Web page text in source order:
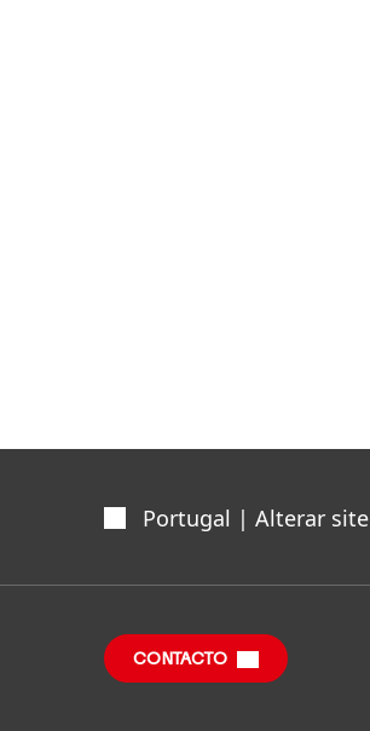
Portugal | Alterar site
CONTACTO